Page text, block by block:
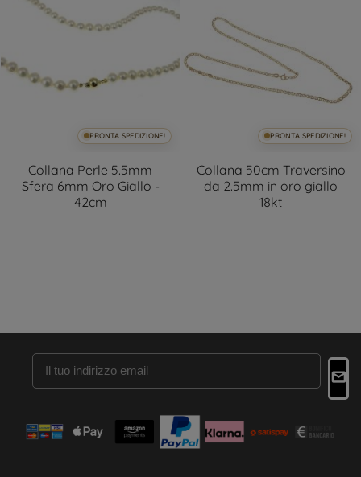
PRONTA SPEDIZIONE!
Collana Perle 5.5mm
Sfera 6mm Oro Giallo -
42cm
PRONTA SPEDIZIONE!
Collana 50cm Traversino
da 2.5mm in oro giallo
18kt